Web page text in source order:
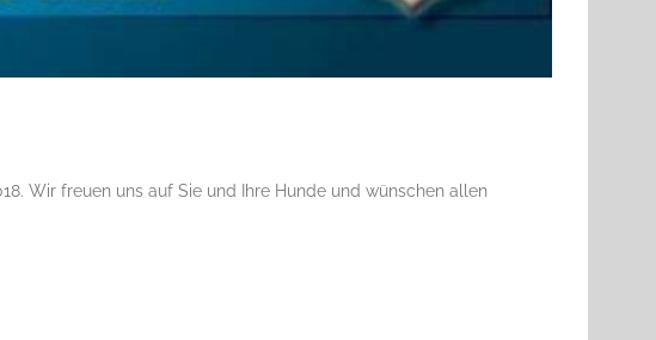
Wir freuen uns auf Sie und Ihre Hunde und wünschen allen